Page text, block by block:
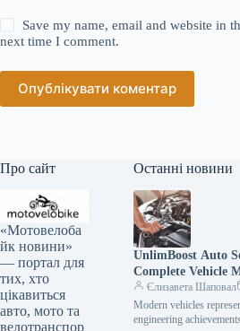
Save my name, email and website in
next time I comment.
Опублікувати коментар
Про сайт
«Мотовелоба
йк новини»
— портал для
тих, хто
цікавиться
авто, мото та
велотранспор
Останні новини
UnlimBoost Auto
Complete Vehicle
& ECU Tuning
Єлизавета Шаповал
Modern vehicles
engineering